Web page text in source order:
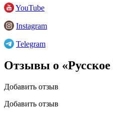
YouTube
Instagram
Telegram
Отзывы о «Русское
Добавить отзыв
Добавить отзыв